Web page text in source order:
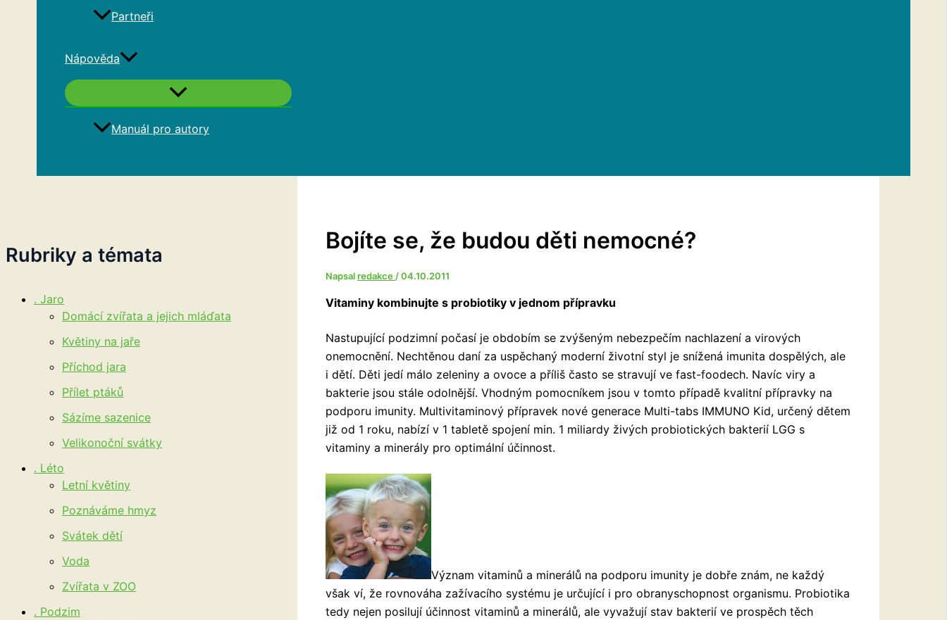
Partneři
Nápověda
Manuál pro autory
Rubriky a témata
. Jaro
Domácí zvířata a jejich mláďata
Květiny na jaře
Příchod jara
Přílet ptáků
Sázíme sazenice
Velikonoční svátky
. Léto
Letní květiny
Poznáváme hmyz
Svátek dětí
Voda
Zvířata v ZOO
. Podzim
Bojíte se, že budou děti nemocné?
Napsalredakce /04.10.2011
Vitaminy kombinujte s probiotiky v jednom přípravku
Nastupující podzimní počasí je obdobím se zvýšeným nebezpečím nachlazení a virových
onemocnění. Nechtěnou daní za uspěchaný moderní životní styl je snížená imunita dospělých, ale
i dětí. Děti jedí málo zeleniny a ovoce a příliš často se stravují ve fast-foodech. Navíc viry a
bakterie jsou stále odolnější. Vhodným pomocníkem jsou v tomto případě kvalitní přípravky na
podporu imunity. Multivitaminový přípravek nové generace Multi-tabs IMMUNO Kid, určený dětem
již od 1 roku, nabízí v 1 tabletě spojení min. 1 miliardy živých probiotických bakterií LGG s
vitaminy a minerály pro optimální účinnost.
Význam vitaminů a minerálů na podporu imunity je dobře znám, ne každý
však ví, že rovnováha zažívacího systému je určující i pro obranyschopnost organismu. Probiotika
tedy nejen posilují účinnost vitaminů a minerálů, ale vyvažují stav bakterií ve prospěch těch